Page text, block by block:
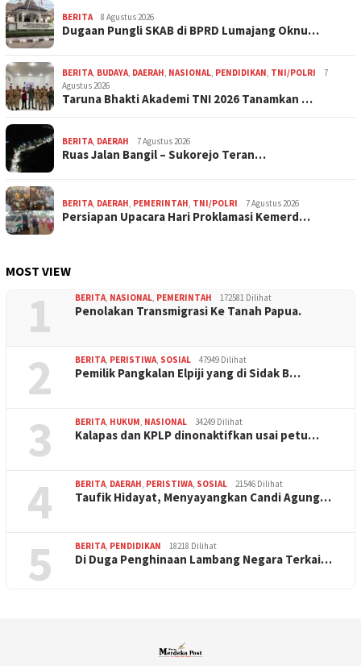
BERITA 8 Agustus 2026
Dugaan Pungli SKAB di BPRD Lumajang Oknu…
BERITA, BUDAYA, DAERAH, NASIONAL, PENDIDIKAN, TNI/POLRI
7
Agustus 2026
Taruna Bhakti Akademi TNI 2026 Tanamkan …
BERITA, DAERAH 7 Agustus 2026
Ruas Jalan Bangil – Sukorejo Teran…
BERITA, DAERAH, PEMERINTAH, TNI/POLRI 7 Agustus 2026
Persiapan Upacara Hari Proklamasi Kemerd…
MOST VIEW
1 BERITA, NASIONAL, PEMERINTAH 172581 Dilihat
Penolakan Transmigrasi Ke Tanah Papua.
2 BERITA, PERISTIWA, SOSIAL 47949 Dilihat
Pemilik Pangkalan Elpiji yang di Sidak B…
3 BERITA, HUKUM, NASIONAL 34249 Dilihat
Kalapas dan KPLP dinonaktifkan usai petu…
4 BERITA, DAERAH, PERISTIWA, SOSIAL 21546 Dilihat
Taufik Hidayat, Menyayangkan Candi Agung…
5 BERITA, PENDIDIKAN 18218 Dilihat
Di Duga Penghinaan Lambang Negara Terkai…